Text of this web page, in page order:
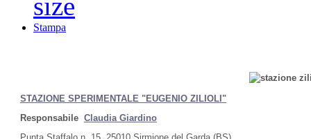
Stampa
STAZIONE SPERIMENTALE "EUGENIO ZILIOLI"
Responsabile Claudia Giardino